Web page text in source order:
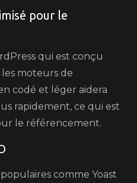
pour le
qui est conçu
moteurs de
codé et léger aidera
rapidement, ce qui est
le référencement.
comme Yoast